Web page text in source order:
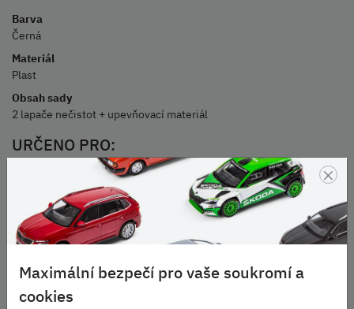
Barva
Černá
Materiál
Plast
Obsah sady
2 lapače nečistot + upevňovací materiál
URČENO PRO:
Škoda Originální příslušenství
Parametry
×
Maximální bezpečí pro vaše soukromí a
cookies